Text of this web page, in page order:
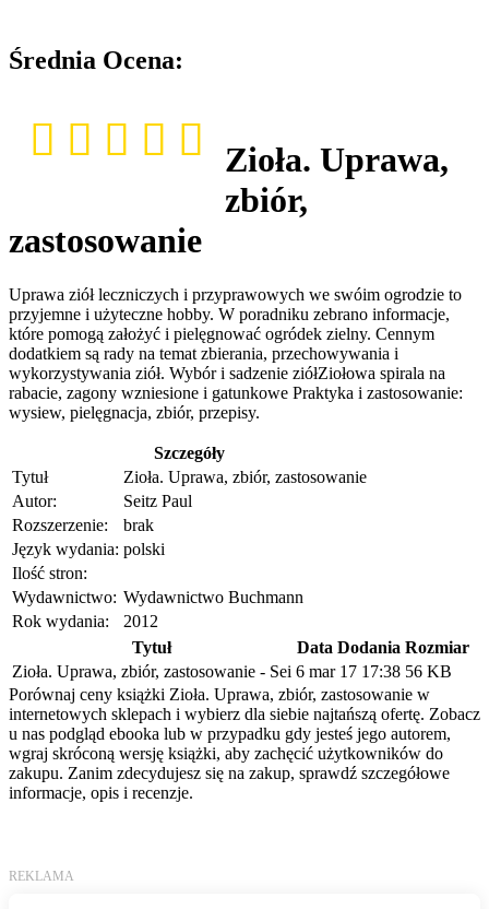
Średnia Ocena:
Zioła. Uprawa,
zbiór,
zastosowanie
Uprawa ziół leczniczych i przyprawowych we swóim ogrodzie to
przyjemne i użyteczne hobby. W poradniku zebrano informacje,
które pomogą założyć i pielęgnować ogródek zielny. Cennym
dodatkiem są rady na temat zbierania, przechowywania i
wykorzystywania ziół. Wybór i sadzenie ziółZiołowa spirala na
rabacie, zagony wzniesione i gatunkowe Praktyka i zastosowanie:
wysiew, pielęgnacja, zbiór, przepisy.
Szczegóły
Tytuł
Zioła. Uprawa, zbiór, zastosowanie
Autor:
Seitz Paul
Rozszerzenie:
brak
Język wydania: polski
Ilość stron:
Wydawnictwo: Wydawnictwo Buchmann
Rok wydania:
2012
Tytuł
Data Dodania Rozmiar
Zioła. Uprawa, zbiór, zastosowanie - Sei 6 mar 17 17:38 56 KB
Porównaj ceny książki Zioła. Uprawa, zbiór, zastosowanie w
internetowych sklepach i wybierz dla siebie najtańszą ofertę. Zobacz
u nas podgląd ebooka lub w przypadku gdy jesteś jego autorem,
wgraj skróconą wersję książki, aby zachęcić użytkowników do
zakupu. Zanim zdecydujesz się na zakup, sprawdź szczegółowe
informacje, opis i recenzje.